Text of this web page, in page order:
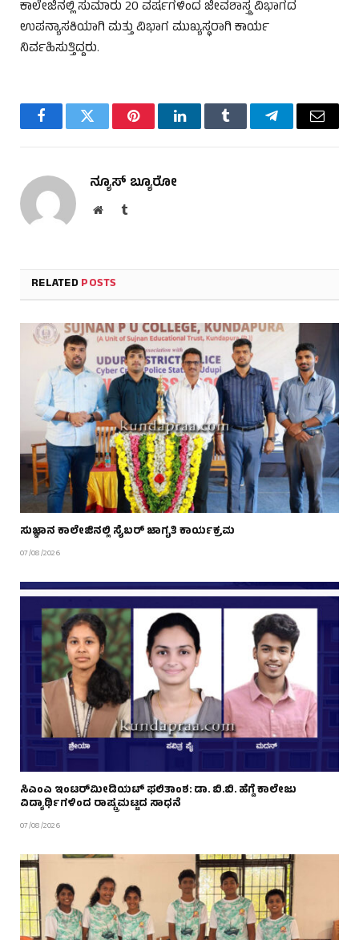
ಕಾಲೇಜಿನಲ್ಲಿ ಸುಮಾರು 20 ವರ್ಷಗಳಿಂದ ಜೀವಶಾಸ್ತ್ರ ವಿಭಾಗದ
ಉಪನ್ಯಾಸಕಿಯಾಗಿ ಮತ್ತು ವಿಭಾಗ ಮುಖ್ಯಸ್ಥರಾಗಿ ಕಾರ್ಯ
ನಿರ್ವಹಿಸುತ್ತಿದ್ದರು.
FacebookTwitter PinterestLinkedInTumblr TelegramEmail
ನ್ಯೂಸ್ ಬ್ಯೂರೋ
WebsiteTumblr
RELATEDPOSTS
ಸುಜ್ಞಾನ ಕಾಲೇಜಿನಲ್ಲಿ ಸೈಬರ್ ಜಾಗೃತಿ ಕಾರ್ಯಕ್ರಮ
07/08/2026
ಸಿಎಂಎ ಇಂಟರ್‌ಮೀಡಿಯಟ್ ಫಲಿತಾಂಶ: ಡಾ. ಬಿ.ಬಿ. ಹೆಗ್ಡೆ ಕಾಲೇಜು
ವಿದ್ಯಾರ್ಥಿಗಳಿಂದ ರಾಷ್ಟ್ರಮಟ್ಟದ ಸಾಧನೆ
07/08/2026